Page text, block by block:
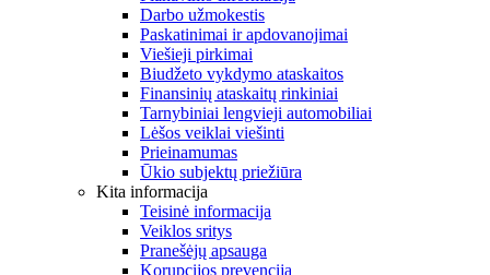
Darbo užmokestis
Paskatinimai ir apdovanojimai
Viešieji pirkimai
Biudžeto vykdymo ataskaitos
Finansinių ataskaitų rinkiniai
Tarnybiniai lengvieji automobiliai
Lėšos veiklai viešinti
Prieinamumas
Ūkio subjektų priežiūra
Kita informacija
Teisinė informacija
Veiklos sritys
Pranešėjų apsauga
Korupcijos prevencija